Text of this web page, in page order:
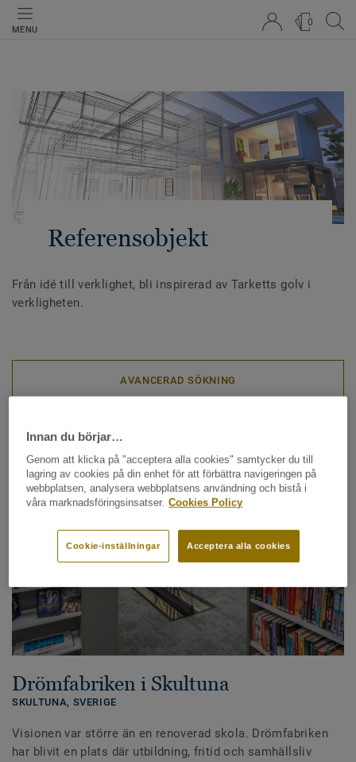
MENU
0
Referensobjekt
Från idé till verklighet, bli inspirerad av Tarketts golv i
verkligheten.
AVANCERAD SÖKNING
Läs mer om några av våra referensobjekt
Drömfabriken i Skultuna
SKULTUNA, SVERIGE
Visionen var större än en renoverad skola. Drömfabriken
har blivit en plats där utbildning, fritid och samhällsliv
Innan du börjar…
Genom att klicka på "acceptera alla cookies" samtycker du till
lagring av cookies på din enhet för att förbättra navigeringen på
webbplatsen, analysera webbplatsens användning och bistå i
våra marknadsföringsinsatser. Cookies Policy
Acceptera alla cookies
Cookie-inställningar